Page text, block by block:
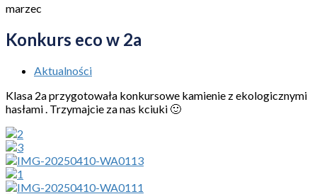
marzec
Konkurs eco w 2a
Aktualności
Klasa 2a przygotowała konkursowe kamienie z ekologicznymi
hasłami . Trzymajcie za nas kciuki 🙂